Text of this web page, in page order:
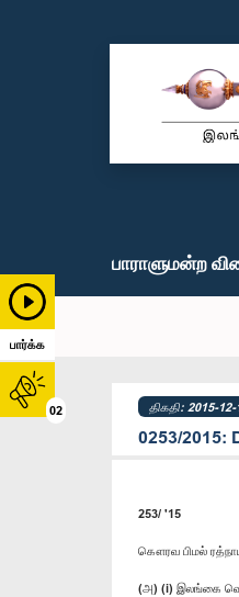
பார்க்க
02
பாராளுமன்ற
திகதி: 2015-
0253/2015:
253/ '15
​கௌரவ பிமல்
(அ) (i) இலங்கை